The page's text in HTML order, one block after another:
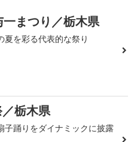
一まつり／栃木県
夏を彩る代表的な祭り
栃木県
子踊りをダイナミックに披露